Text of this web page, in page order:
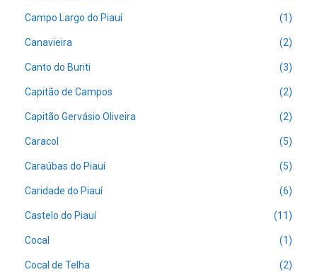
Campo Largo do Piauí (1)
Canavieira (2)
Canto do Buriti (3)
Capitão de Campos (2)
Capitão Gervásio Oliveira (2)
Caracol (5)
Caraúbas do Piauí (5)
Caridade do Piauí (6)
Castelo do Piauí (11)
Cocal (1)
Cocal de Telha (2)